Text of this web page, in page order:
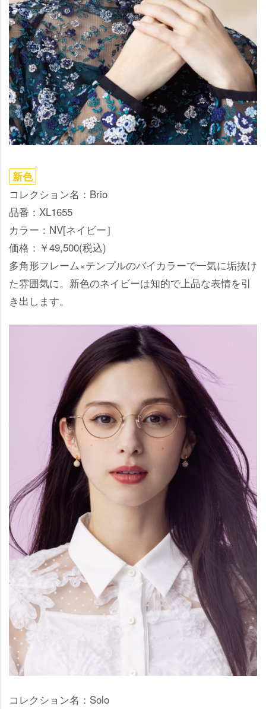
新色
コレクション名：Brio
品番：XL1655
カラー：NV[ネイビー］
価格：￥49,500(税込)
多角形フレーム×テンプルのバイカラーで一気に垢抜け
た雰囲気に。新色のネイビーは知的で上品な表情を引
き出します。
コレクション名：Solo